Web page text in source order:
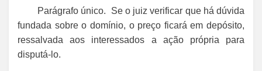
Parágrafo único. Se o juiz verificar que há dúvida
fundada sobre o domínio, o preço ficará em depósito,
ressalvada aos interessados a ação própria para
disputá-lo.